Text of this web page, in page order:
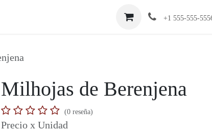
+1 555-555-5556
Milhojas de Berenjena
(0 reseña)
Precio x Unidad